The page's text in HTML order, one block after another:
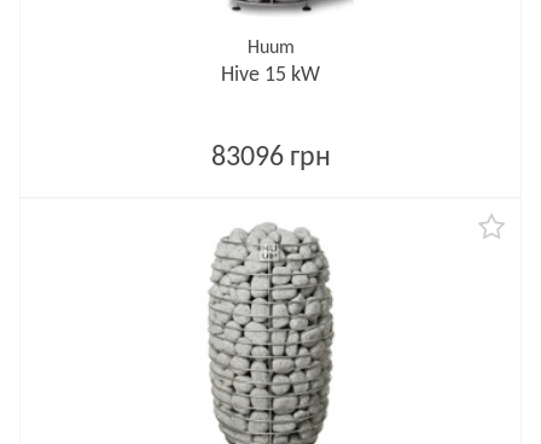
Huum
Hive 15 kW
83096 грн